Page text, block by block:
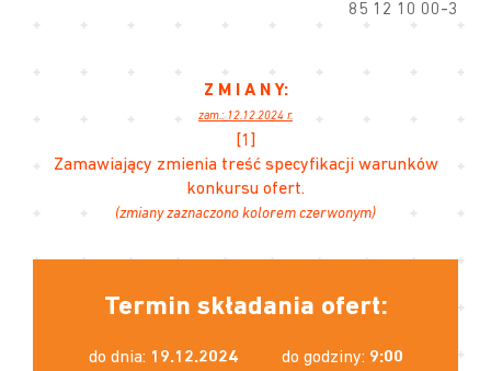
85 12 10 00-3
Z M I A N Y:
zam.: 12.12.2024 r.
[1]
Zamawiający zmienia treść specyfikacji warunków
konkursu ofert.
(zmiany zaznaczono kolorem czerwonym)
Termin składania ofert:
do dnia: 19.12.2024 do godziny: 9:00